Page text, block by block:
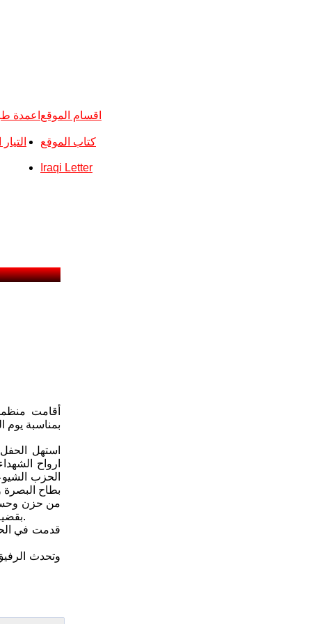
اقسام الموقع اعمدة
كتاب الموقع
Iraqi Letter
أقامت
استهل
ارواح
الحزب
بطاح
من حزن
بقضية الشعب والوطن والحزب. ثم اعقبه الرفيق عامر ليلقي كلمة الحزب الشيوعي الكردستاني التي اشادت بالمواقف البطولية للشهداء الأماجد.
قدمت في
وتحدث